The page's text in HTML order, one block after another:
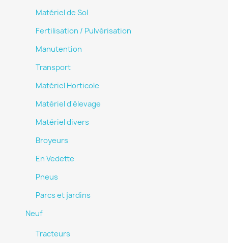
Matériel de Sol
Fertilisation / Pulvérisation
Manutention
Transport
Matériel Horticole
Matériel d'élevage
Matériel divers
Broyeurs
En Vedette
Pneus
Parcs et jardins
Neuf
Tracteurs